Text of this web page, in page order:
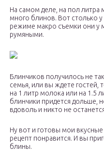
На самом деле, на пол литра
много блинов. Вот столько
режиме макро съемки они у
румяными.
Блинчиков получилось не
семья, или вы ждете гостей,
на 1 литр молока или на 1.5
блинчики придется дольше,
вдоволь и никто не
Ну вот и готовы мои
рецепт понравится. И вы
блины.